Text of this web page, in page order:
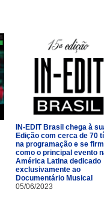
IN-EDIT Brasil chega à
Edição com cerca de 70
na programação e se
como o principal evento
América Latina dedicado
exclusivamente ao
Documentário Musical
05/06/2023